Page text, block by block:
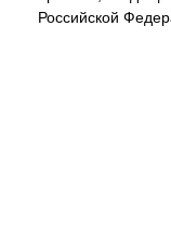
Российской